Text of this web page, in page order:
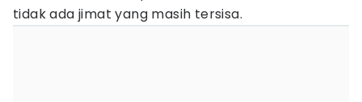
tidak ada jimat yang masih tersisa.